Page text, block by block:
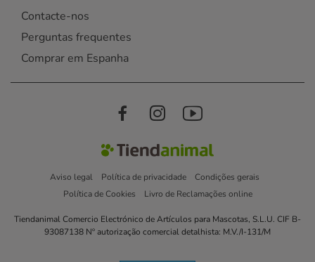
Contacte-nos
Perguntas frequentes
Comprar em Espanha
Aviso legal Política de privacidade
Condições gerais
Política de Cookies
Livro de Reclamações online
Tiendanimal Comercio Electrónico de Artículos para Mascotas, S.L.U. CIF B-
93087138 Nº autorização comercial detalhista: M.V./I-131/M